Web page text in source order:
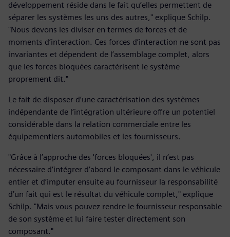
développement réside dans le fait qu’elles permettent de
séparer les systèmes les uns des autres," explique Schilp.
"Nous devons les diviser en termes de forces et de
moments d’interaction. Ces forces d’interaction ne sont pas
invariantes et dépendent de l’assemblage complet, alors
que les forces bloquées caractérisent le système
proprement dit."
Le fait de disposer d’une caractérisation des systèmes
indépendante de l’intégration ultérieure offre un potentiel
considérable dans la relation commerciale entre les
équipementiers automobiles et les fournisseurs.
"Grâce à l’approche des 'forces bloquées', il n’est pas
nécessaire d’intégrer d’abord le composant dans le véhicule
entier et d’imputer ensuite au fournisseur la responsabilité
d’un fait qui est le résultat du véhicule complet," explique
Schilp. "Mais vous pouvez rendre le fournisseur responsable
de son système et lui faire tester directement son
composant."